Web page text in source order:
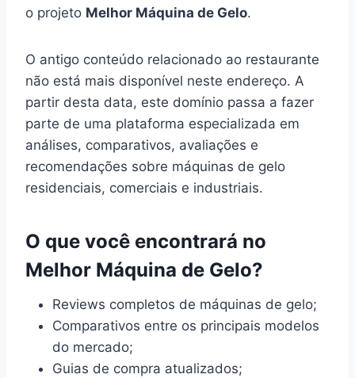
o projeto Melhor Máquina de Gelo.
O antigo conteúdo relacionado ao restaurante
não está mais disponível neste endereço. A
partir desta data, este domínio passa a fazer
parte de uma plataforma especializada em
análises, comparativos, avaliações e
recomendações sobre máquinas de gelo
residenciais, comerciais e industriais.
O que você encontrará no
Melhor Máquina de Gelo?
Reviews completos de máquinas de gelo;
Comparativos entre os principais modelos
do mercado;
Guias de compra atualizados;